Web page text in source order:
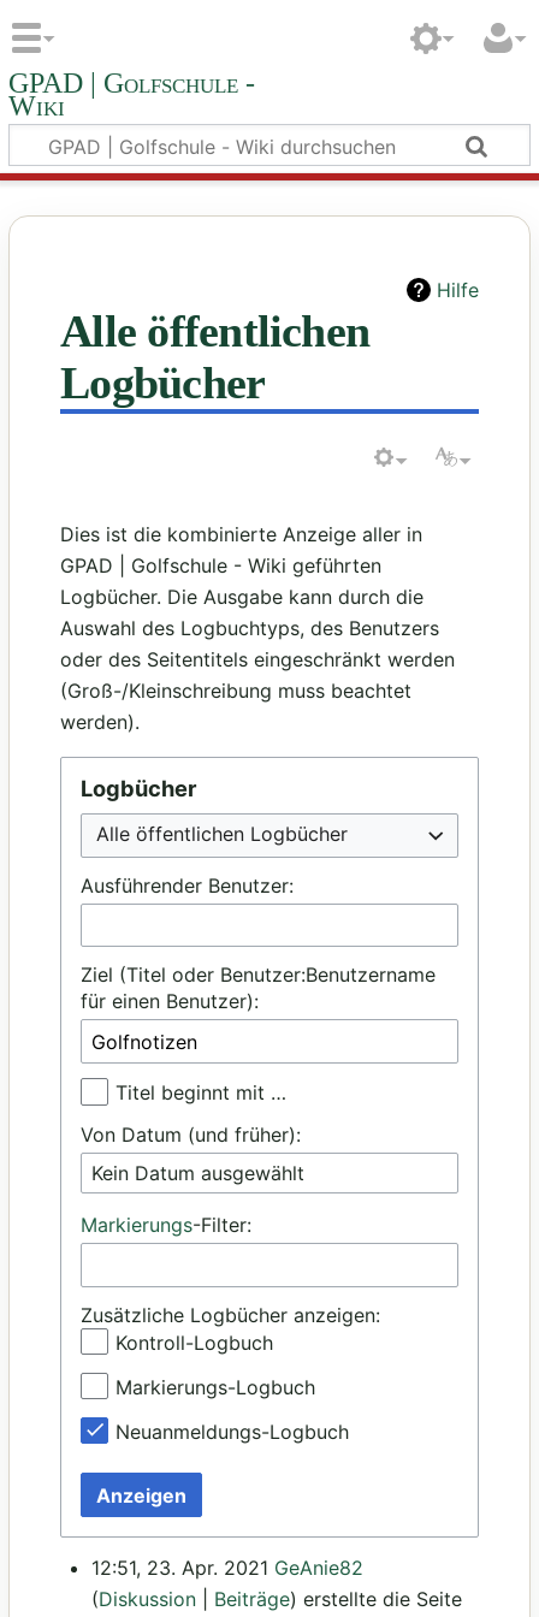
GPAD | Golfschule -
Wiki
Hilfe
Alle öffentlichen
Logbücher
Dies ist die kombinierte Anzeige aller in
GPAD | Golfschule - Wiki geführten
Logbücher. Die Ausgabe kann durch die
Auswahl des Logbuchtyps, des Benutzers
oder des Seitentitels eingeschränkt werden
(Groß-/Kleinschreibung muss beachtet
werden).
Logbücher
Alle öffentlichen Logbücher
Ausführender Benutzer:
Ziel (Titel oder Benutzer:Benutzername
für einen Benutzer):
Titel beginnt mit …
Von Datum (und früher):
Kein Datum ausgewählt
Markierungs-Filter:
Zusätzliche Logbücher anzeigen:
Kontroll-Logbuch
Markierungs-Logbuch
Neuanmeldungs-Logbuch
Anzeigen
12:51, 23. Apr. 2021 GeAnie82
Diskussion
Beiträge erstellte die Seite